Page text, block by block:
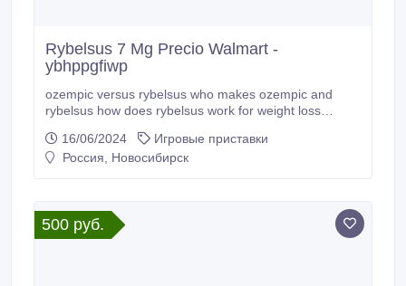
Rybelsus 7 Mg Precio Walmart -
ybhppgfiwp
ozempic versus rybelsus who makes ozempic and
rybelsus how does rybelsus work for weight loss
loss.16/06/2024
Игровые приставки
Россия, Новосибирск
500 руб.